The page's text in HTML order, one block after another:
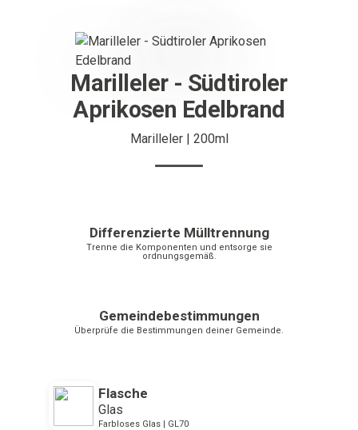
Marilleler - Südtiroler
Aprikosen Edelbrand
Marilleler | 200ml
Differenzierte Mülltrennung
Trenne die Komponenten und entsorge sie
ordnungsgemäß.
Gemeindebestimmungen
Überprüfe die Bestimmungen deiner Gemeinde.
Flasche
Glas
Farbloses Glas | GL70